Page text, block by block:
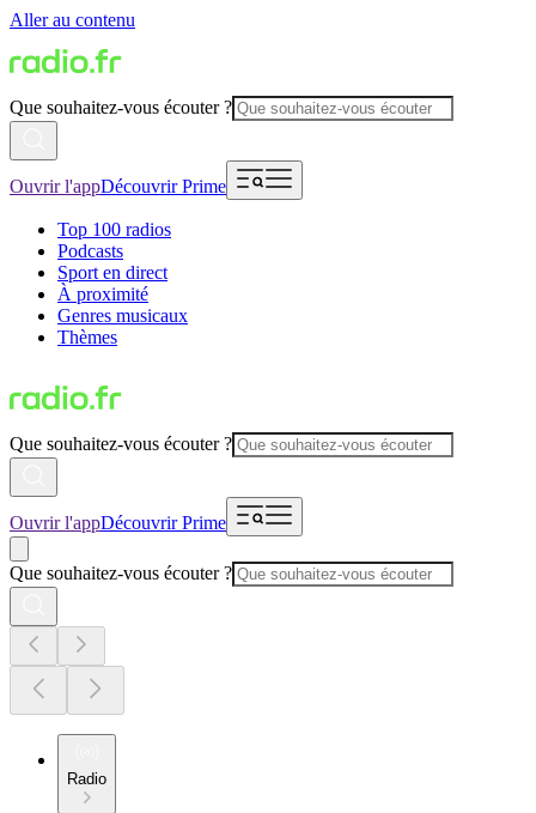
Aller au contenu
Que souhaitez-vous écouter ?
Ouvrir l'appDécouvrir Prime
Top 100 radios
Podcasts
Sport en direct
À proximité
Genres musicaux
Thèmes
Que souhaitez-vous écouter ?
Ouvrir l'appDécouvrir Prime
Que souhaitez-vous écouter ?
Radio